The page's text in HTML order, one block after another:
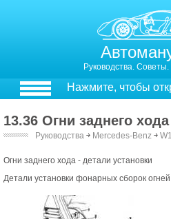
Руководства.
Нажмите, чтобы
13.36 Огни заднего
Руководства ￫ Mercedes-Benz ￫
Огни заднего хода - детали установки
Детали установки фонарных сборок